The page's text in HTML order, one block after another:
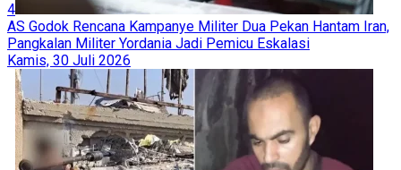
4
AS Godok Rencana Kampanye Militer Dua Pekan Hantam Iran,
Pangkalan Militer Yordania Jadi Pemicu Eskalasi
Kamis, 30 Juli 2026